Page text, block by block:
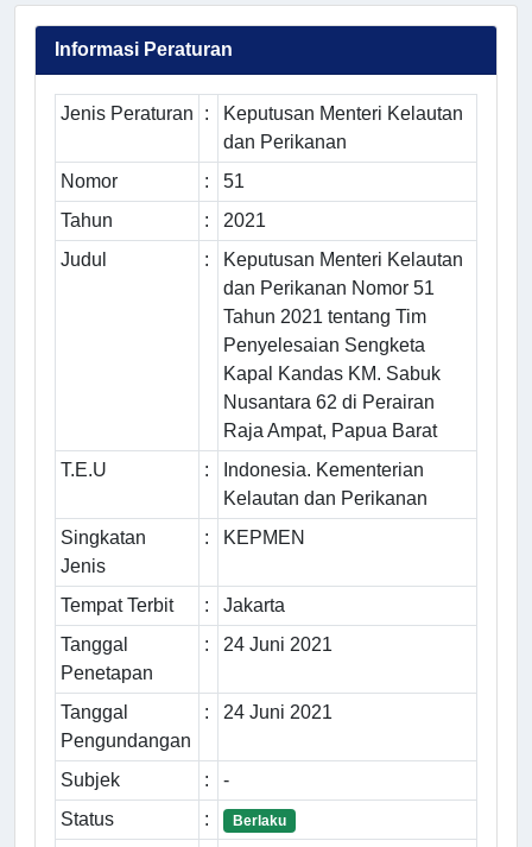
Informasi Peraturan
Jenis Peraturan :
Keputusan Menteri Kelautan
dan Perikanan
Nomor
:
51
Tahun
:
2021
Judul
:
Keputusan Menteri Kelautan
dan Perikanan Nomor 51
Tahun 2021 tentang Tim
Penyelesaian Sengketa
Kapal Kandas KM. Sabuk
Nusantara 62 di Perairan
Raja Ampat, Papua Barat
T.E.U
:
Indonesia. Kementerian
Kelautan dan Perikanan
Singkatan
Jenis
: KEPMEN
Tempat Terbit :
Jakarta
Tanggal
Penetapan
: 24 Juni 2021
Tanggal
Pengundangan
: 24 Juni 2021
Subjek :
-
Status
: Berlaku